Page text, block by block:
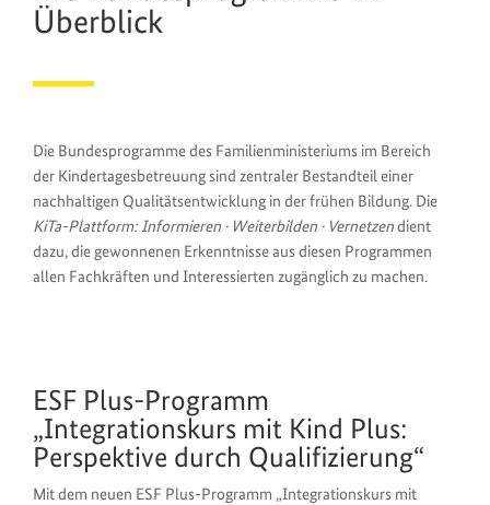
Überblick
Die Bundesprogramme des Familienministeriums im Bereich
der Kindertagesbetreuung sind zentraler Bestandteil einer
nachhaltigen Qualitätsentwicklung in der frühen Bildung. Die
KiTa-Plattform: Informieren · Weiterbilden · Vernetzendient
dazu, die gewonnenen Erkenntnisse aus diesen Programmen
allen Fachkräften und Interessierten zugänglich zu machen.
ESF Plus-Programm
„Integrationskurs mit Kind Plus:
Perspektive durch Qualifizierung“
Mit dem neuen ESF Plus-Programm „Integrationskurs mit